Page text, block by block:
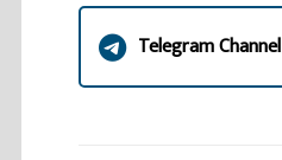
Telegram Channel